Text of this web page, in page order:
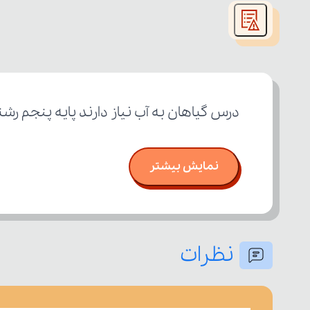
window.
درس گیاهان به آب نیاز دارند پایه پنجم
نمایش بیشتر
نظرات